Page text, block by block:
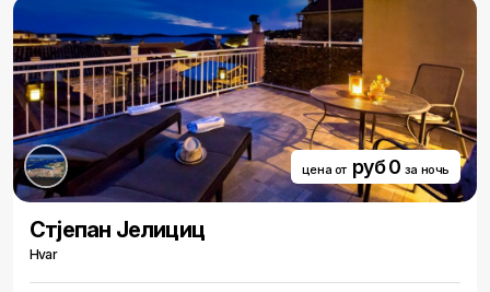
цена от руб 0 за ночь
Стjепан Jелициц
Hvar